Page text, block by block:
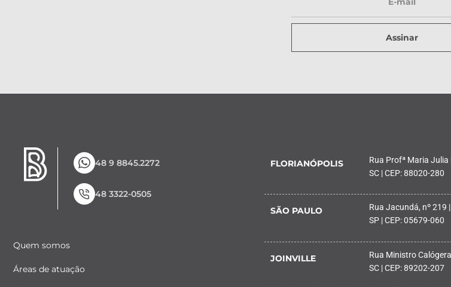
Assinar
48 9 8845.2272
48 3322-0505
Quem somos
Áreas de atuação
FLORIANÓPOLIS
Rua Profª Maria
SC | CEP: 88020-280
SÃO PAULO
Rua Jacundá, nº 219
SP | CEP: 05679-060
JOINVILLE
Rua Ministro
SC | CEP: 89202-207